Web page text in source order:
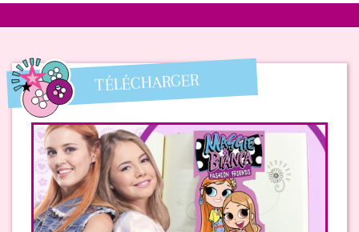
sur
Maggie
Bianca
Fashion
TÉLÉCHARGER